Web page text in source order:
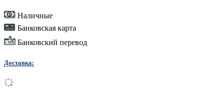
Наличные
Банковская карта
Банковский перевод
Доставка: